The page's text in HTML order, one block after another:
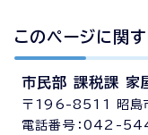
このページに関す
市民部 課税課 家
〒196-8511 昭島
電話番号：042-